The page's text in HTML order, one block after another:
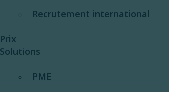
Recrutement international
Prix
Solutions
PME